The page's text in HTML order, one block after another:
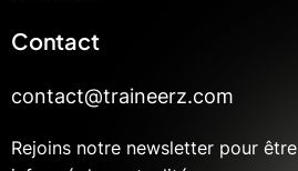
Contact
contact@traineerz.com
Rejoins notre newsletter pour être